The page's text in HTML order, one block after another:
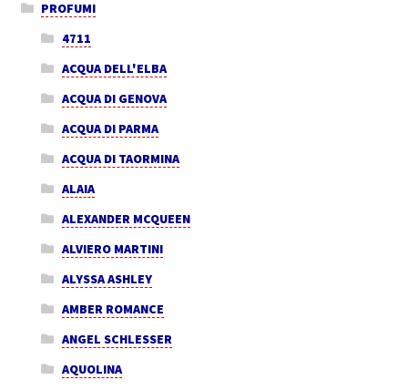
PROFUMI
4711
ACQUA DELL'ELBA
ACQUA DI GENOVA
ACQUA DI PARMA
ACQUA DI TAORMINA
ALAIA
ALEXANDER MCQUEEN
ALVIERO MARTINI
ALYSSA ASHLEY
AMBER ROMANCE
ANGEL SCHLESSER
AQUOLINA